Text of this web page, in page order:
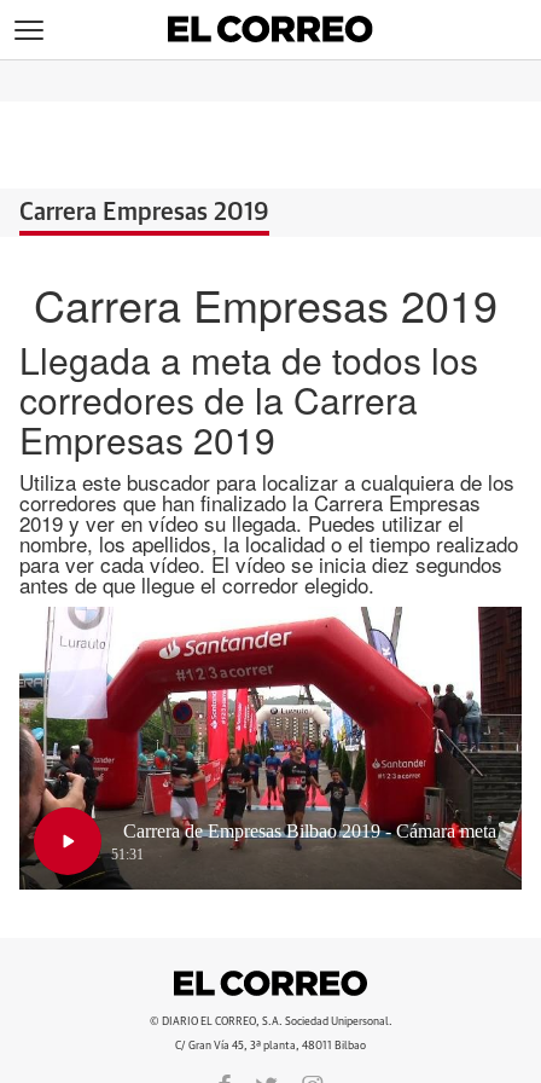
Carrera Empresas 2019
Clasificación Mixta
Clasificación femenina
Clasificación masculina
Carrera Empresas 2019
Llegada a meta de todos los
corredores de la Carrera
Empresas 2019
Utiliza este buscador para localizar a cualquiera de los
corredores que han finalizado la Carrera Empresas
2019 y ver en vídeo su llegada. Puedes utilizar el
nombre, los apellidos, la localidad o el tiempo realizado
para ver cada vídeo. El vídeo se inicia diez segundos
antes de que llegue el corredor elegido.
Play
Video
Carrera de Empresas Bilbao 2019 - Cámara meta
51:31
© DIARIO EL CORREO, S.A. Sociedad Unipersonal.
C/ Gran Vía 45, 3ª planta, 48011 Bilbao